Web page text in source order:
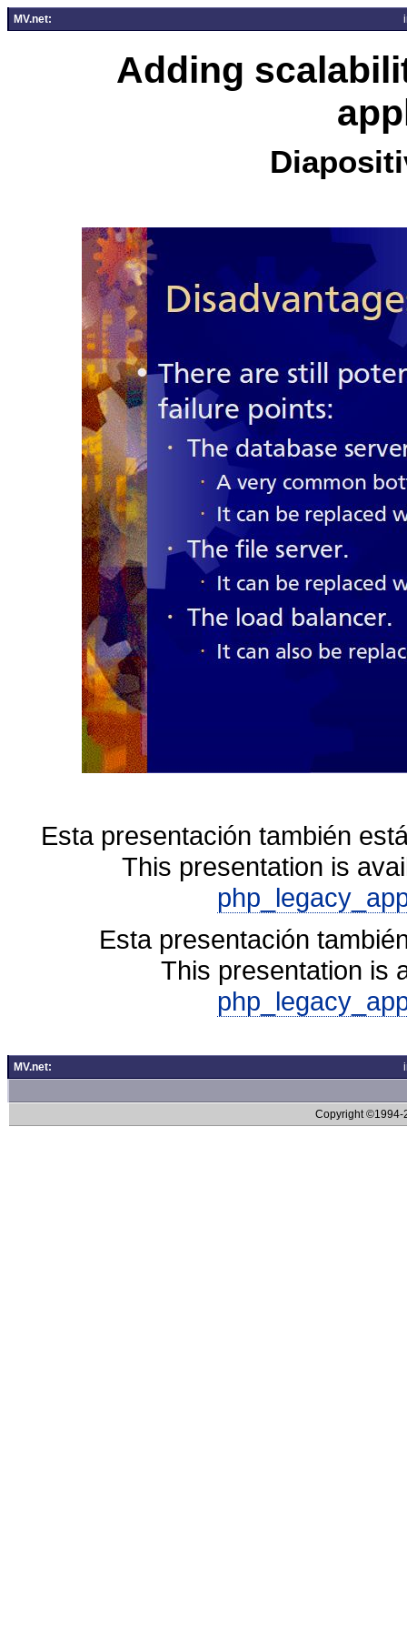
MV.net:
Adding
Esta presentación también
This presentation is
Esta presentación
This presentation is
MV.net:
Copyright ©1994-